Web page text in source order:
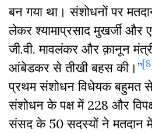
बन गया था। संशोधनों पर
लेकर श्यामाप्रसाद मुखर्जी और
जी.वी. मावलंकर और क़ानून
आंबेडकर से तीखी बहस की।”
प्रथम संशोधन विधेयक बहुमत से
संशोधन के पक्ष में 228 और
संसद के 50 सदस्यों ने मतदान में